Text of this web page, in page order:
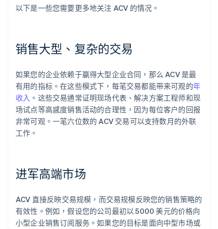
以下是一些您需要更多地关注 ACV 的情况。
销售大型、复杂的交易
如果您的企业依赖于赢得大型企业合同，那么 ACV 是最
有用的指标。在这些模式下，每笔交易都能带来可观的年
收入 。这些交易通常证明现场代表、解决方案工程师和现
场试点等高感度销售活动的合理性，因为每位客户的回报
非常可观。一笔六位数的 ACV 交易可以支持数月的外联
工作。
进军高端市场
ACV 直接反映交易规模，而交易规模反映您的销售策略的
有效性。例如，假设您的公司最初以 5000 美元的价格向
小型企业销售订阅服务。如果您的目标是面向中型市场或